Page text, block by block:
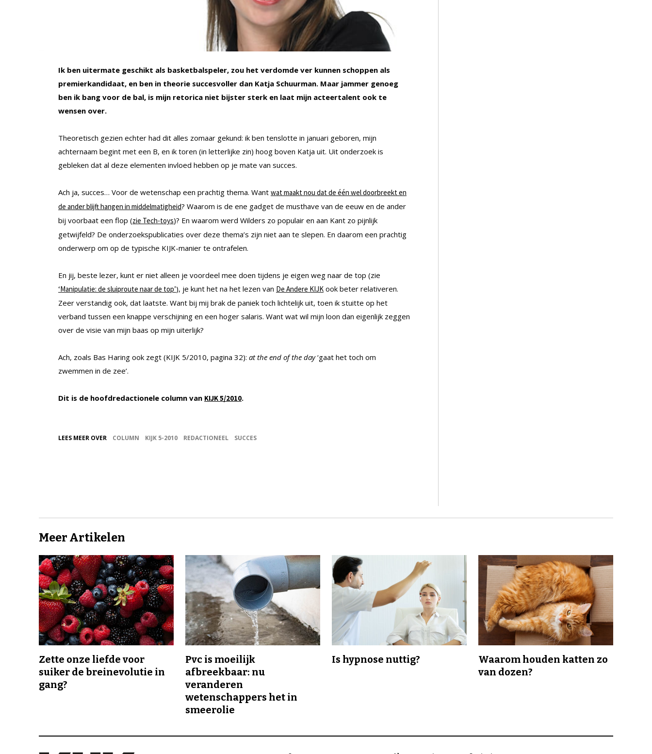
Ik ben uitermate geschikt als basketbalspeler, zou het verdomde ver kunnen schoppen als
premierkandidaat, en ben in theorie succesvoller dan Katja Schuurman. Maar jammer genoeg
ben ik bang voor de bal, is mijn retorica niet bijster sterk en laat mijn acteertalent ook te
wensen over.
Theoretisch gezien echter had dit alles zomaar gekund: ik ben tenslotte in januari geboren, mijn
achternaam begint met een B, en ik toren (in letterlijke zin) hoog boven Katja uit. Uit onderzoek is
gebleken dat al deze elementen invloed hebben op je mate van succes.
Ach ja, succes… Voor de wetenschap een prachtig thema. Want wat maakt nou dat de één wel doorbreekt en
de ander blijft hangen in middelmatigheid? Waarom is de ene gadget de musthave van de eeuw en de ander
bij voorbaat een flop (zie Tech-toys)? En waarom werd Wilders zo populair en aan Kant zo pijnlijk
getwijfeld? De onderzoekspublicaties over deze thema’s zijn niet aan te slepen. En daarom een prachtig
onderwerp om op de typische KIJK-manier te ontrafelen.
En jij, beste lezer, kunt er niet alleen je voordeel mee doen tijdens je eigen weg naar de top (zie
‘Manipulatie: de sluiproute naar de top’), je kunt het na het lezen van De Andere KIJK ook beter relativeren.
Zeer verstandig ook, dat laatste. Want bij mij brak de paniek toch lichtelijk uit, toen ik stuitte op het
verband tussen een knappe verschijning en een hoger salaris. Want wat wil mijn loon dan eigenlijk zeggen
over de visie van mijn baas op mijn uiterlijk?
Ach, zoals Bas Haring ook zegt (KIJK 5/2010, pagina 32): at the end of the day‘gaat het toch om
zwemmen in de zee’.
Dit is de hoofdredactionele column van KIJK 5/2010.
LEES MEER OVER COLUMN KIJK 5-2010 REDACTIONEEL SUCCES
Meer Artikelen
Zette onze liefde voor
suiker de breinevolutie in
gang?
Pvc is moeilijk
afbreekbaar: nu
veranderen
wetenschappers het in
smeerolie
Is hypnose nuttig?
Waarom houden katten zo
van dozen?